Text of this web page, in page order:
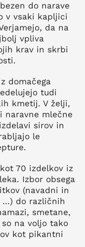
do narave
v vsaki kapljici
da na
vpliva
krav in skrbi
domačega
tudi
kmetij. V želji,
naravne mlečne
sirov in
le
70 izdelkov iz
Izbor obsega
(navadni in
…) do različnih
smetane,
na voljo tako
kot pikantni